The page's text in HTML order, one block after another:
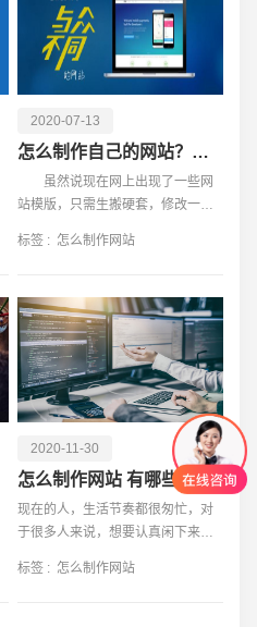
2020-07-13
怎么制作自己的网站？这几点要知晓
虽然说现在网上出现了一些网
站模版，只需生搬硬套，修改一下
站长想自己来制作网站，可又苦于
标签 : 怎么制作网站
2020-11-30
怎么制作网站 有哪些注意事项
现在的人，生活节奏都很匆忙，对
于很多人来说，想要认真闲下来逛
店，各种网络平台购物成了大众消
标签 : 怎么制作网站